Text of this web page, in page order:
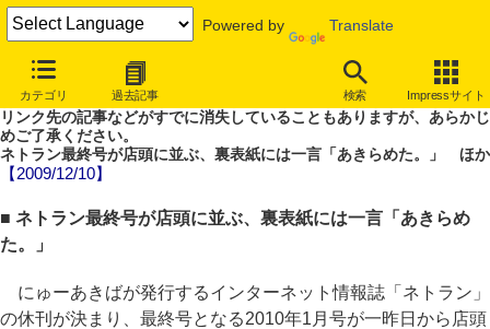
Powered by Translate
カテゴリ 過去記事 検索 Impressサイト
やじうまWatch
噂あり、未確認情報ありのやじうまWatch。
リンク先の記事などがすでに消失していることもありますが、あらかじ
めご了承ください。
ネトラン最終号が店頭に並ぶ、裏表紙には一言「あきらめた。」 ほか
【2009/12/10】
■ ネトラン最終号が店頭に並ぶ、裏表紙には一言「あきらめ
た。」
にゅーあきばが発行するインターネット情報誌「ネトラン」
の休刊が決まり、最終号となる2010年1月号が一昨日から店頭